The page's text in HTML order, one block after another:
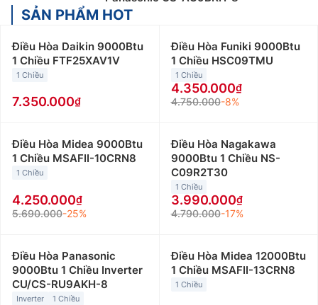
SẢN PHẨM HOT
Điều Hòa Daikin 9000Btu
1 Chiều FTF25XAV1V
1 Chiều
7.350.000
Điều Hòa Funiki 9000Btu
1 Chiều HSC09TMU
1 Chiều
4.350.000
4.750.000-8%
Điều Hòa Midea 9000Btu
1 Chiều MSAFII-10CRN8
1 Chiều
4.250.000
5.690.000-25%
Điều Hòa Nagakawa
9000Btu 1 Chiều NS-
C09R2T30
1 Chiều
3.990.000
4.790.000-17%
Điều Hòa Panasonic
9000Btu 1 Chiều Inverter
CU/CS-RU9AKH-8
Inverter 1 Chiều
Điều Hòa Midea 12000Btu
1 Chiều MSAFII-13CRN8
1 Chiều